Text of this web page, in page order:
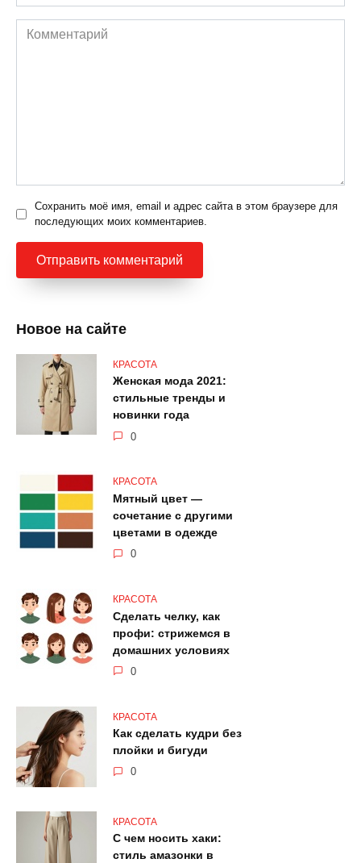
Комментарий
Сохранить моё имя, email и адрес сайта в этом браузере для
последующих моих комментариев.
Новое на сайте
КРАСОТА
Женская мода 2021:
стильные тренды и
новинки года
0
КРАСОТА
Мятный цвет —
сочетание с другими
цветами в одежде
0
КРАСОТА
Сделать челку, как
профи: стрижемся в
домашних условиях
0
КРАСОТА
Как сделать кудри без
плойки и бигуди
0
КРАСОТА
С чем носить хаки:
стиль амазонки в